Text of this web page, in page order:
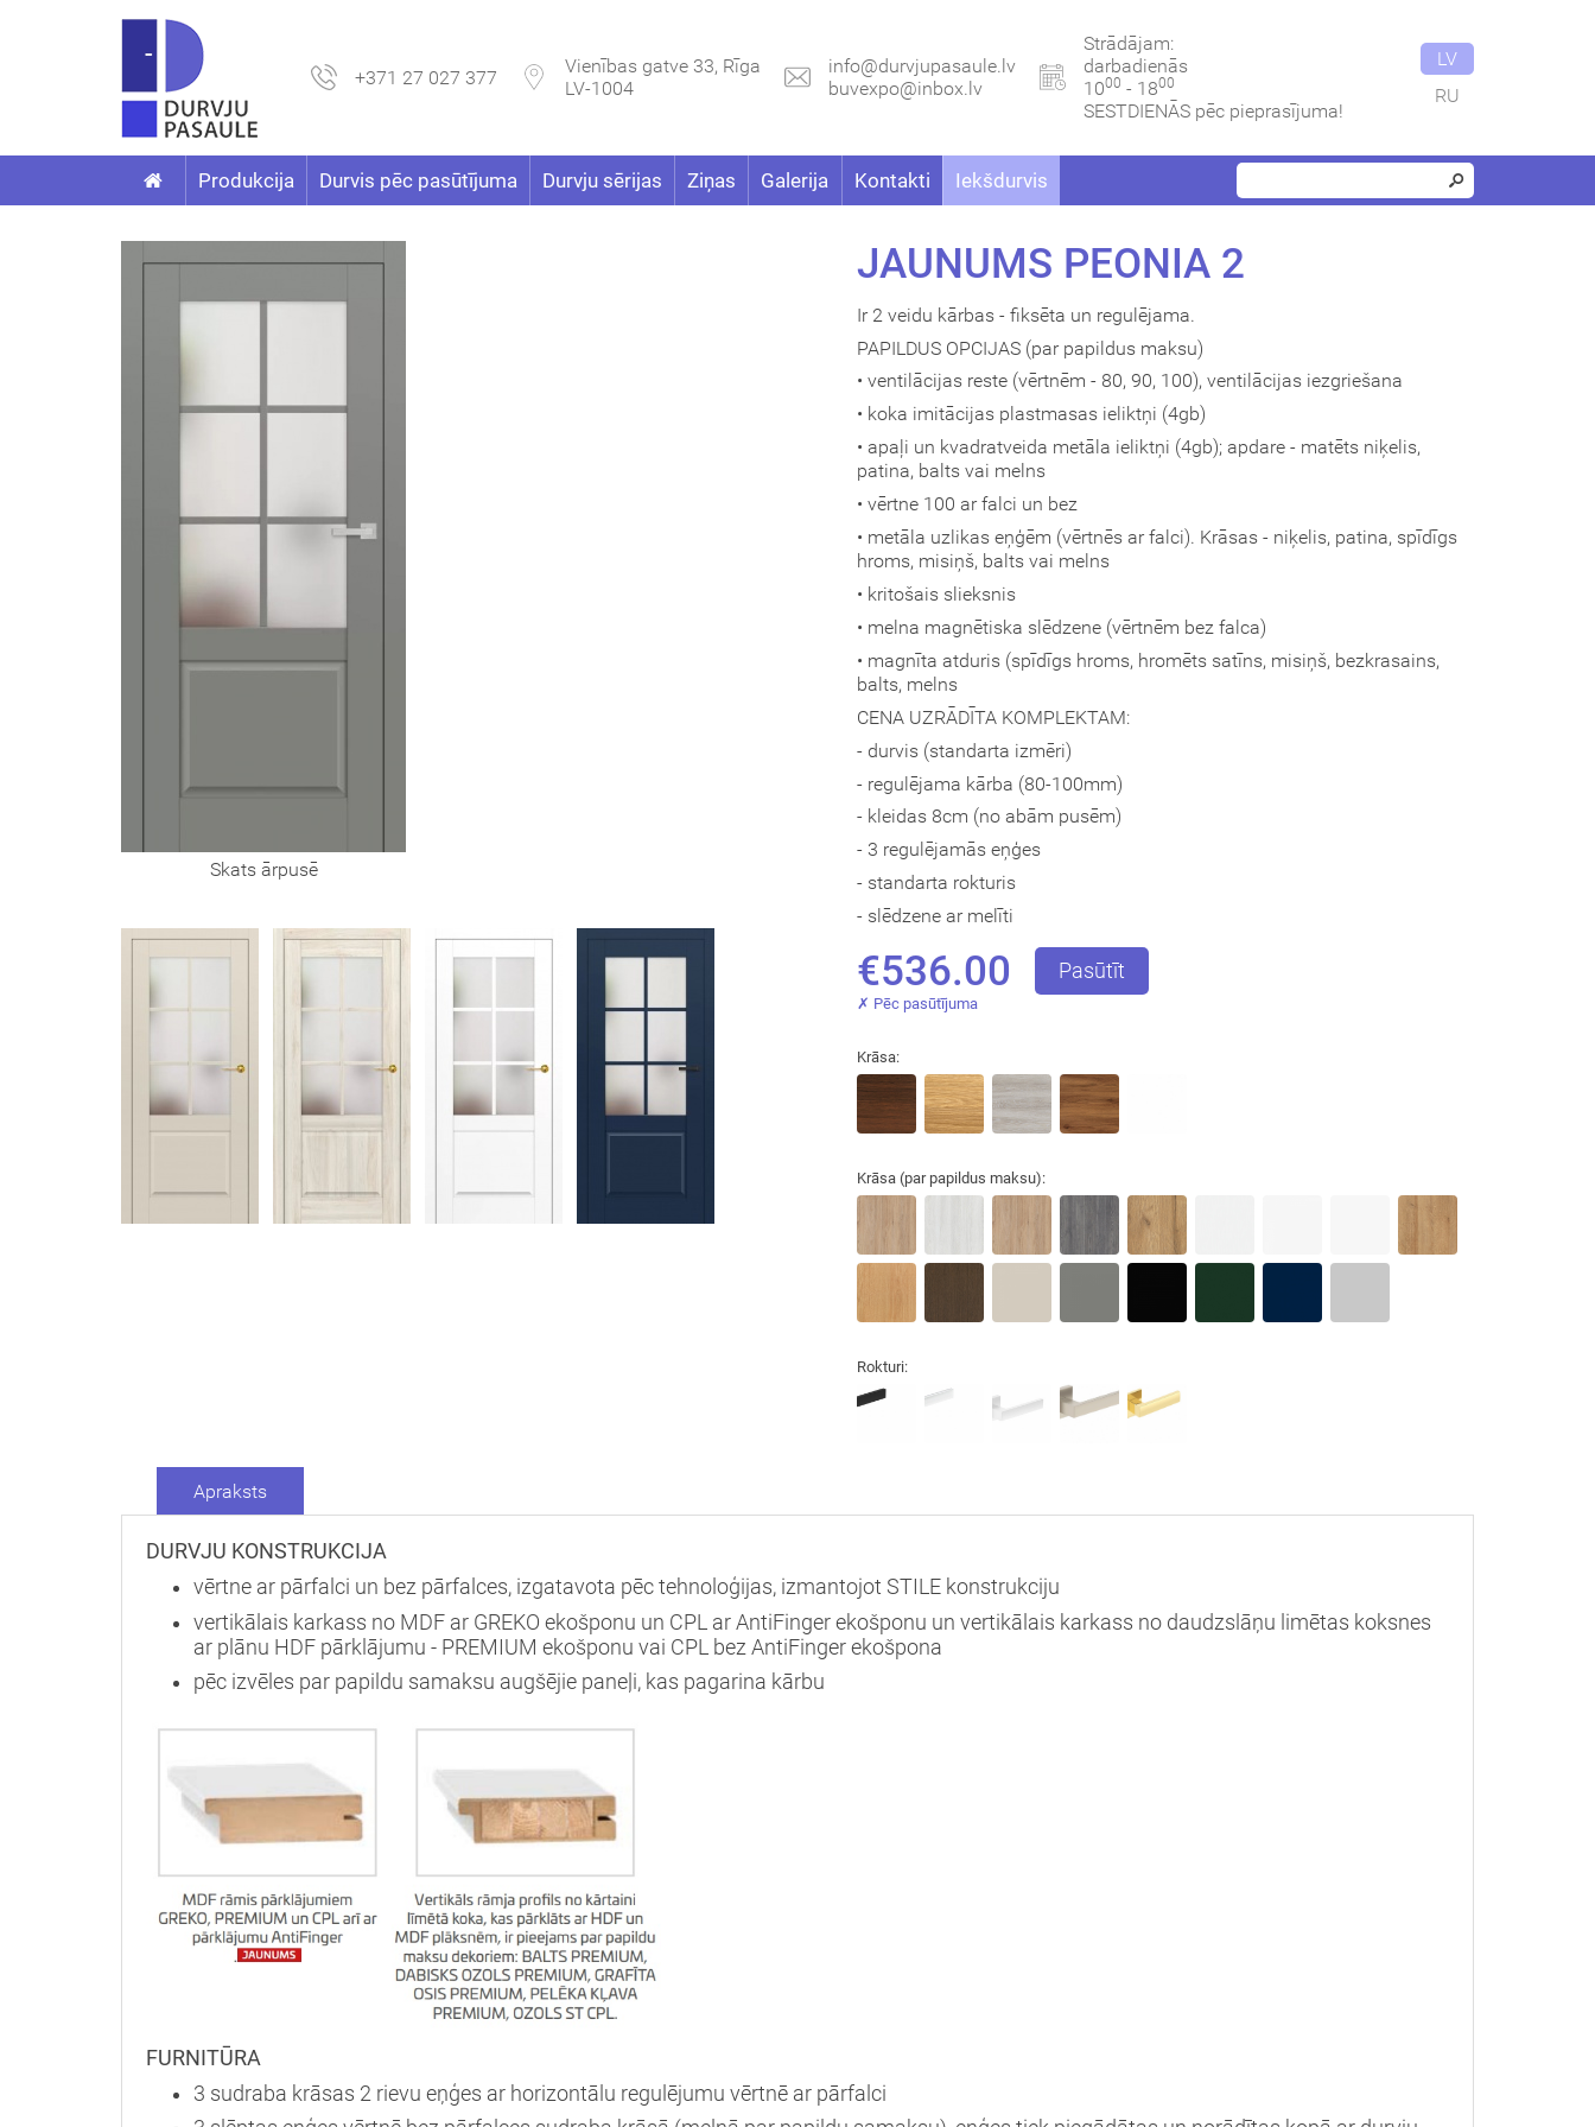
+371 27 027 377
Vienības gatve 33, Rīga
LV-1004
info@durvjupasaule.lv
buvexpo@inbox.lv
Strādājam:
darbadienās
1000 - 1800
SESTDIENĀS pēc pieprasījuma!
LV
RU
Produkcija Durvis pēc pasūtījuma Durvju sērijas Ziņas Galerija Kontakti Iekšdurvis
Skats ārpusē
JAUNUMS PEONIA 2
Ir 2 veidu kārbas - fiksēta un regulējama.
PAPILDUS OPCIJAS (par papildus maksu)
• ventilācijas reste (vērtnēm - 80, 90, 100), ventilācijas iezgriešana
• koka imitācijas plastmasas ieliktņi (4gb)
• apaļi un kvadratveida metāla ieliktņi (4gb); apdare - matēts niķelis,
patina, balts vai melns
• vērtne 100 ar falci un bez
• metāla uzlikas eņģēm (vērtnēs ar falci). Krāsas - niķelis, patina, spīdīgs
hroms, misiņš, balts vai melns
• kritošais slieksnis
• melna magnētiska slēdzene (vērtnēm bez falca)
• magnīta atduris (spīdīgs hroms, hromēts satīns, misiņš, bezkrasains,
balts, melns
CENA UZRĀDĪTA KOMPLEKTAM:
- durvis (standarta izmēri)
- regulējama kārba (80-100mm)
- kleidas 8cm (no abām pusēm)
- 3 regulējamās eņģes
- standarta rokturis
- slēdzene ar melīti
€536.00 Pasūtīt
✗ Pēc pasūtījuma
Krāsa:
Krāsa (par papildus maksu):
Rokturi:
Apraksts
DURVJU KONSTRUKCIJA
vērtne ar pārfalci un bez pārfalces, izgatavota pēc tehnoloģijas, izmantojot STILE konstrukciju
vertikālais karkass no MDF ar GREKO ekošponu un CPL ar AntiFinger ekošponu un vertikālais karkass no daudzslāņu limētas koksnes
ar plānu HDF pārklājumu - PREMIUM ekošponu vai CPL bez AntiFinger ekošpona
pēc izvēles par papildu samaksu augšējie paneļi, kas pagarina kārbu
FURNITŪRA
3 sudraba krāsas 2 rievu eņģes ar horizontālu regulējumu vērtnē ar pārfalci
durvis
dzīvoklim